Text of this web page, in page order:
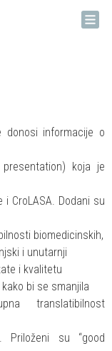
donosi informacije o
presentation) koja je
CroLASA. Dodani su
biomedicinskih,
i unutarnji
i kvalitetu
bi se smanjila
translatibilnost
Priloženi su “good